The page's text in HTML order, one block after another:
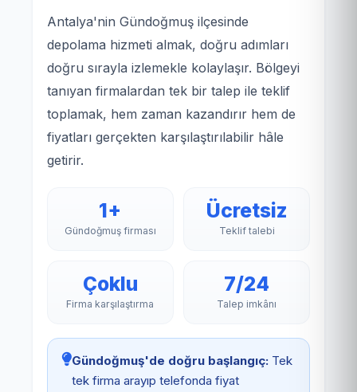
Antalya'nin Gündoğmuş ilçesinde
depolama hizmeti almak, doğru adımları
doğru sırayla izlemekle kolaylaşır. Bölgeyi
tanıyan firmalardan tek bir talep ile teklif
toplamak, hem zaman kazandırır hem de
fiyatları gerçekten karşılaştırılabilir hâle
getirir.
1+
Gündoğmuş firması
Ücretsiz
Teklif talebi
Çoklu
Firma karşılaştırma
7/24
Talep imkânı
Gündoğmuş'de doğru başlangıç: Tek
tek firma arayıp telefonda fiyat